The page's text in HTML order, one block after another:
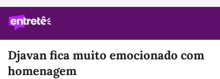
Djavan fica muito emocionado com
homenagem